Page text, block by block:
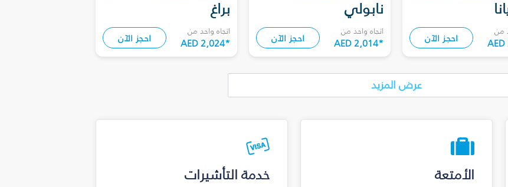
من احجز الآن
نابولي
اتجاه واحد من
AED 2,014* احجز الآن
براغ
اتجاه واحد من
AED 2,024* احجز الآن
عرض المزيد
الأمتعة خدمة التأشيرات